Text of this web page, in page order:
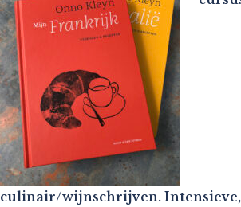
culinair/wijnschrijven.